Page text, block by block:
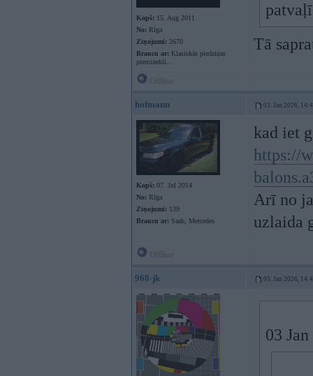
Kopš: 15. Aug 2011
No: Rīga
Ziņojumi: 2670
Braucu ar: Klasiskās piedziņas
pieminekli...
Tā
hofmann 03. Jan 2026,
Kopš: 07. Jul 2014
No: Rīga
Ziņojumi: 139
Braucu ar: Saab, Mercedes
kad iet
https://
Arī no
uzlaida
968-jk 03. Jan 2026,
03